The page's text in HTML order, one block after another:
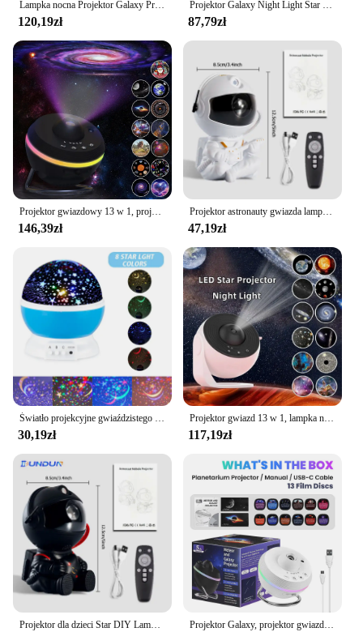
Lampka nocna Projektor Galaxy Projektor gwiaździstego nieba 360 ° Obrotowa lampa planetarium do sypialni dziecięcej prezent na walentynki ślub grudzień
120,19zł
Projektor Galaxy Night Light Star Planetarium projektor dla dorosłych 360 ° rotujący pokój gier, kino domowe, sufit, wystrój pokoju (biał.
87,79zł
Projektor gwiazdowy 13 w 1, projektor Galaxy, lampki nocne 360 ° Obróć projektor Starry Sky 4K Ultra HD do lampy dekoracyjnej pokoju
146,39zł
Projektor astronauty gwiazda lampka nocna z pilotem 360 regulowana konstrukcja sypialnia mgławica Galaxy projektor światła prezent dla dzieci
47,19zł
Światło projekcyjne gwiaździstego nieba 360° Obrotowa lampa księżycowa z obsługą wtyczki USB Zasilacz do sypialni w domu na prezent urodzinowy
30,19zł
Projektor gwiazd 13 w 1, lampka nocna Projektor galaktyczny Projektor gwiaździstego nieba 360 ° Obrotowa lampa planetarium do dekoracji sypialni dla dzieci
117,19zł
Projektor dla dzieci Star DIY Lampka nocna z pilotem 360 Regulowana konstrukcja Astronauta Mgławica Galaxy Oświetlenie dla dzieci Projektor Galaxy, projektor gwiazd planetarium Meteor HD 13 w 1, 360 ° Obrotowa, bardzo duża, czasowa lampka nocna w gwiaździstej nocy do łóżka